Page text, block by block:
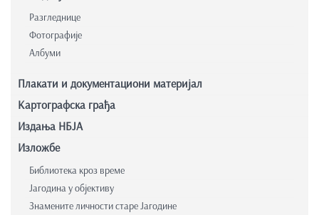
Разгледнице
Фотографије
Албуми
Плакати и документациони материјал
Картографска грађа
Издања НБЈА
Изложбе
Библиотека кроз време
Јагодина у објективу
Знамените личности старе Јагодине